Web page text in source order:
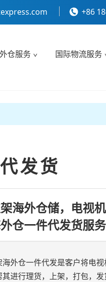
+86
仓服务 国际物流服务
发货
海外仓储，电视
仓一件代发货服务
外仓一件代发是客户将电
进行理货，上架，打包，